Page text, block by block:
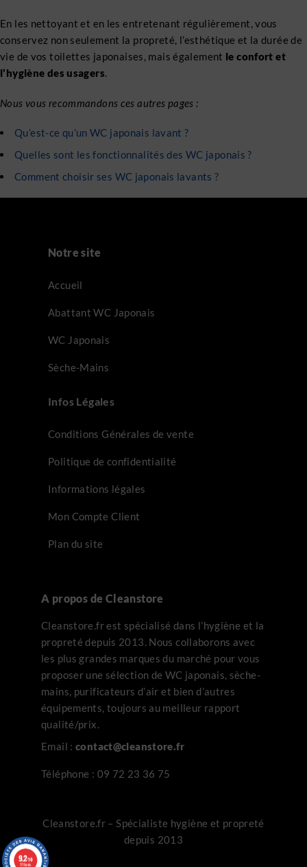
En les nettoyant et en les entretenant régulièrement, vous
conservez non seulement la propreté, l’esthétique et la durée de
vie de vos toilettes japonaises, mais également le confort et
l’hygiène des usagers.
Nous vous recommandons ces autres pages :
Qu’est-ce qu’un WC japonais lavant ?
Quelles sont les fonctionnalités des WC japonais ?
Comment choisir ses WC japonais lavants ?
Notre site
Accueil
Abattant WC Japonais
WC Japonais
Sèche-Mains
Infos Légales
Conditions Générales de vente
Politique de confidentialité
Informations légales
Mon Compte Client
Plan du site
A propos de Cleanstore
Cleanstore.fr est spécialisé dans l’hygiène et la
propreté depuis 2013. Nous collaborons avec
les plus grandes marques du marché pour vous
proposer une sélection de WC japonais, sèche-
mains, purificateurs d’air et bien d’autres
équipements, toujours au meilleur rapport
qualité/prix.
Email : contact@cleanstore.fr
Téléphone : 09 72 23 36 75
Cleanstore.fr – Spécialiste hygiène et propreté
depuis 2013
9.2/10
179 avis